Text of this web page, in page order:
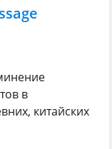
в
китайских